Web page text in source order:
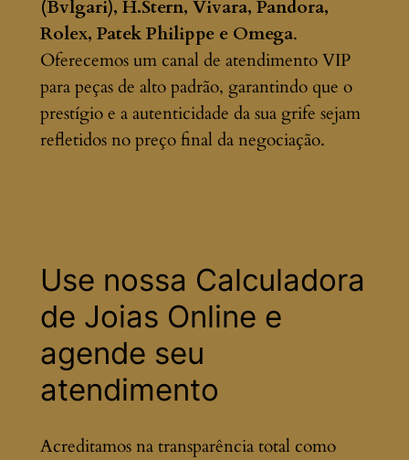
(Bvlgari), H.Stern, Vivara, Pandora,
Rolex, Patek Philippe e Omega.
Oferecemos um canal de atendimento VIP
para peças de alto padrão, garantindo que o
prestígio e a autenticidade da sua grife sejam
refletidos no preço final da negociação.
Use nossa Calculadora
de Joias Online e
agende seu
atendimento
Acreditamos na transparência total como